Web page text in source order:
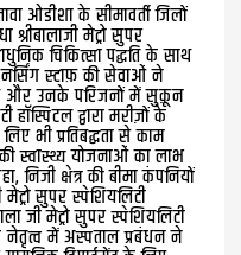
ओडीशा के सीमावर्ती जिलों
श्रीबालाजी मेट्रो सुपर
चिकित्सा पद्धति के साथ
स्टाफ़ की सेवाओं ने
और उनके परिजनों में सुक़ून
हॉस्पिटल द्वारा मरीज़ों के
भी प्रतिबद्धता से काम
स्वास्थ्य योजनाओं का लाभ
निजी क्षेत्र की बीमा कंपनियों
सुपर स्पेशियलिटी
जी मेट्रो सुपर स्पेशियलिटी
नेतृत्व में अस्पताल प्रबंधन ने